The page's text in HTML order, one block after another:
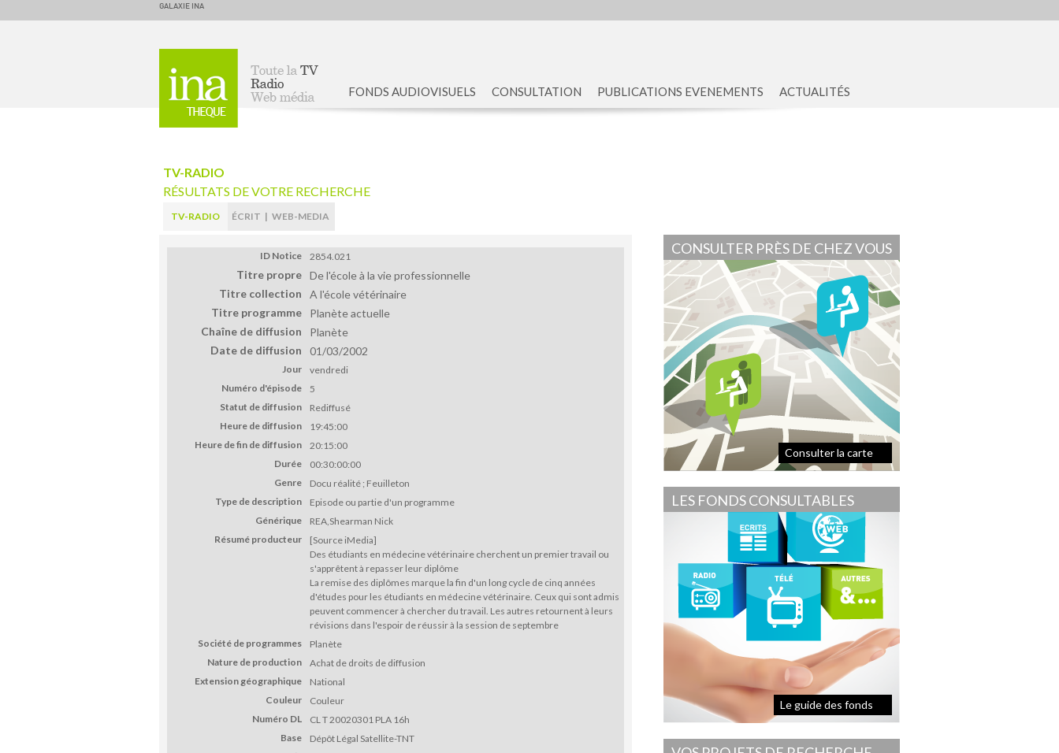
GALAXIE INA
FONDS AUDIOVISUELS CONSULTATION PUBLICATIONS EVENEMENTS ACTUALITÉS
TV-RADIO
RÉSULTATS DE VOTRE RECHERCHE
TV-RADIO ÉCRIT | WEB-MEDIA
ID Notice 2854.021
Titre propre De l'école à la vie professionnelle
Titre collection
A l'école vétérinaire
Titre programme
Planète actuelle
Chaîne de diffusion
Planète
Date de diffusion
01/03/2002
Jour
vendredi
Numéro d'épisode
5
Statut de diffusion
Rediffusé
Heure de diffusion
19:45:00
Heure de fin de diffusion
20:15:00
Durée
00:30:00:00
Genre
Docu réalité ; Feuilleton
Type de description
Episode ou partie d'un programme
Générique
REA,Shearman Nick
Résumé producteur
[Source iMedia]
Des étudiants en médecine vétérinaire cherchent un premier travail ou
s'apprêtent à repasser leur diplôme
La remise des diplômes marque la fin d'un long cycle de cinq années
d'études pour les étudiants en médecine vétérinaire. Ceux qui sont admis
peuvent commencer à chercher du travail. Les autres retournent à leurs
révisions dans l'espoir de réussir à la session de septembre
Société de programmes
Planète
Nature de production
Achat de droits de diffusion
Extension géographique
National
Couleur
Couleur
Numéro DL
CL T 20020301 PLA 16h
Base
Dépôt Légal Satellite-TNT
CONSULTER PRÈS DE CHEZ VOUS
Consulter la carte
LES FONDS CONSULTABLES
Le guide des fonds